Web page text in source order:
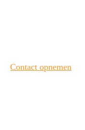
Contact opnemen